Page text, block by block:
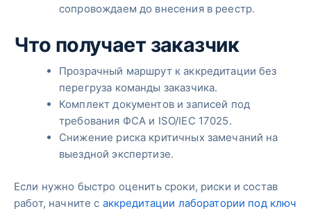
сопровождаем до внесения в реестр.
Что получает заказчик
Прозрачный маршрут к аккредитации без
перегруза команды заказчика.
Комплект документов и записей под
требования ФСА и ISO/IEC 17025.
Снижение риска критичных замечаний на
выездной экспертизе.
Если нужно быстро оценить сроки, риски и состав
работ, начните с аккредитации лаборатории под ключ